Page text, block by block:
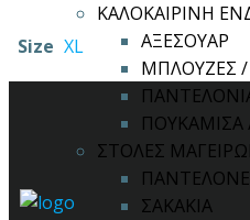
ΚΑΛΟΚΑΙΡΙΝΗ
ΑΞΕΣΟΥΑΡ
ΜΠΛΟΥΖΕΣ
ΠΟΥΚΑΜΙΣΑ
ΣΤΟΛΕΣ
ΣΑΚΑΚΙΑ
Size XL